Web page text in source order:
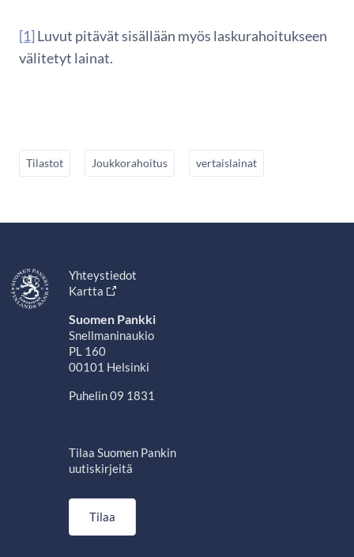
[1] Luvut pitävät sisällään myös laskurahoitukseen
välitetyt lainat.
Tilastot Joukkorahoitus vertaislainat
Yhteystiedot
Kartta
Suomen Pankki
Snellmaninaukio
PL 160
00101 Helsinki
Puhelin 09 1831
Tilaa Suomen Pankin
uutiskirjeitä
Tilaa